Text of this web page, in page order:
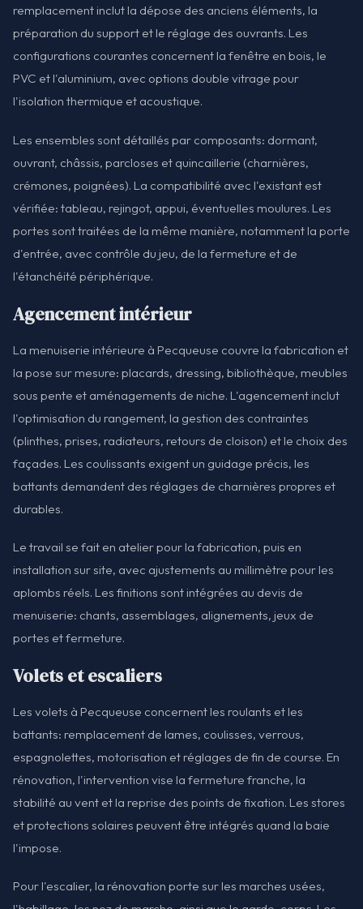
remplacement inclut la dépose des anciens éléments, la
préparation du support et le réglage des ouvrants. Les
configurations courantes concernent la fenêtre en bois, le
PVC et l'aluminium, avec options double vitrage pour
l'isolation thermique et acoustique.
Les ensembles sont détaillés par composants: dormant,
ouvrant, châssis, parcloses et quincaillerie (charnières,
crémones, poignées). La compatibilité avec l'existant est
vérifiée: tableau, rejingot, appui, éventuelles moulures. Les
portes sont traitées de la même manière, notamment la porte
d'entrée, avec contrôle du jeu, de la fermeture et de
l'étanchéité périphérique.
Agencement intérieur
La menuiserie intérieure à Pecqueuse couvre la fabrication et
la pose sur mesure: placards, dressing, bibliothèque, meubles
sous pente et aménagements de niche. L'agencement inclut
l'optimisation du rangement, la gestion des contraintes
(plinthes, prises, radiateurs, retours de cloison) et le choix des
façades. Les coulissants exigent un guidage précis, les
battants demandent des réglages de charnières propres et
durables.
Le travail se fait en atelier pour la fabrication, puis en
installation sur site, avec ajustements au millimètre pour les
aplombs réels. Les finitions sont intégrées au devis de
menuiserie: chants, assemblages, alignements, jeux de
portes et fermeture.
Volets et escaliers
Les volets à Pecqueuse concernent les roulants et les
battants: remplacement de lames, coulisses, verrous,
espagnolettes, motorisation et réglages de fin de course. En
rénovation, l'intervention vise la fermeture franche, la
stabilité au vent et la reprise des points de fixation. Les stores
et protections solaires peuvent être intégrés quand la baie
l'impose.
Pour l'escalier, la rénovation porte sur les marches usées,